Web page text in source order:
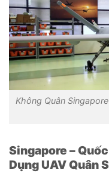
Không Quân
Singapore –
Dụng UAV Quân